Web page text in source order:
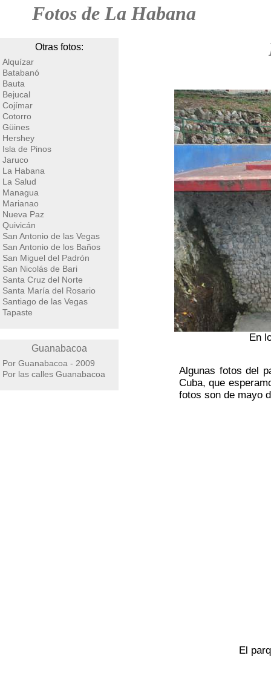
Fotos de La Habana
Otras fotos:
Alquízar
Batabanó
Bauta
Bejucal
Cojímar
Cotorro
Güines
Hershey
Isla de Pinos
Jaruco
La Habana
La Salud
Managua
Marianao
Nueva Paz
Quivicán
San Antonio de las Vegas
San Antonio de los Baños
San Miguel del Padrón
San Nicolás de Bari
Santa Cruz del Norte
Santa María del Rosario
Santiago de las Vegas
Tapaste
Guanabacoa
Por Guanabacoa - 2009
Por las calles Guanabacoa
En
Algunas fotos del
Cuba, que
fotos son de mayo
El